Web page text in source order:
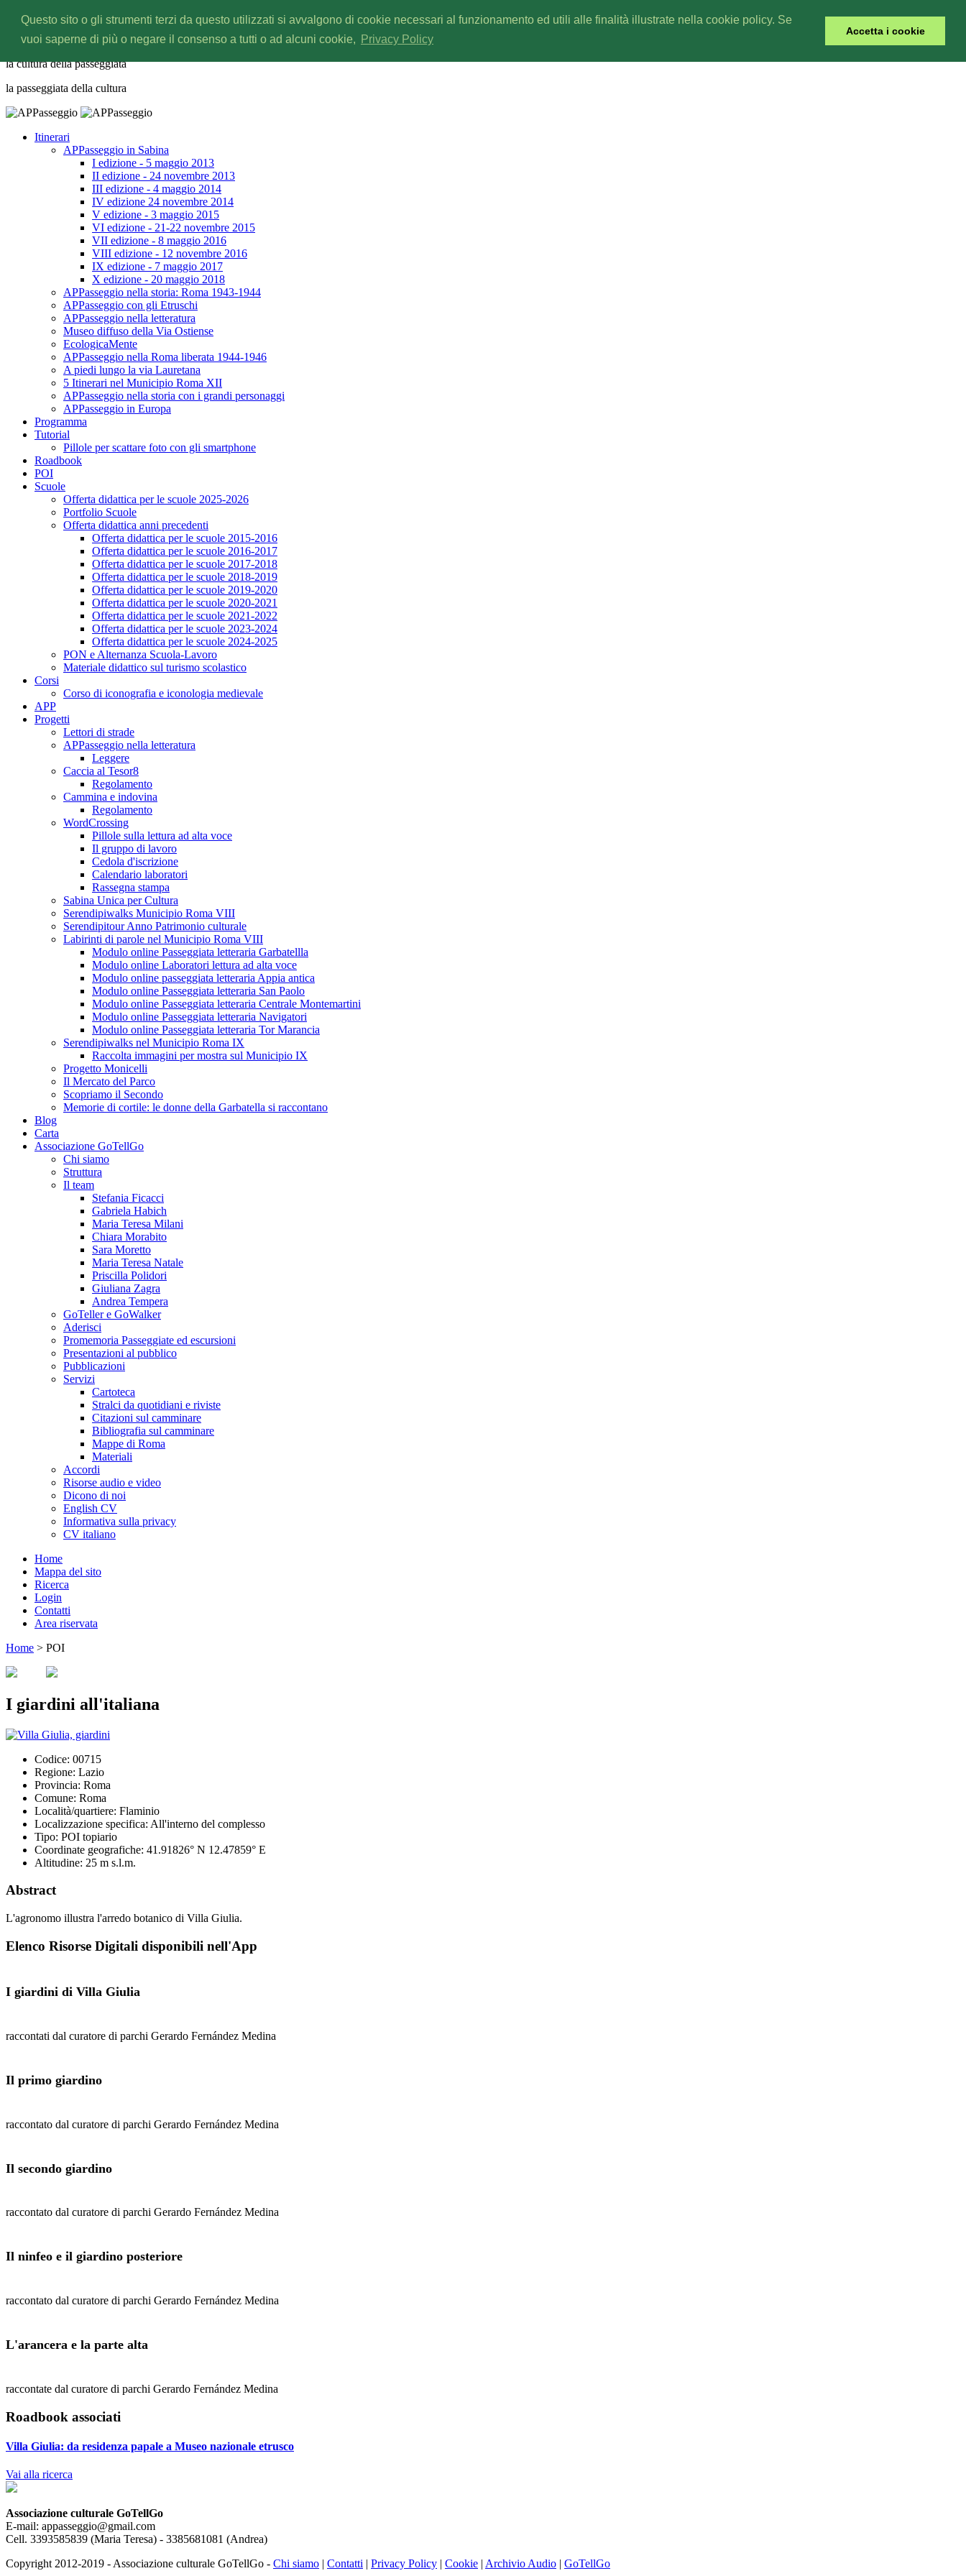
Questo sito o gli strumenti terzi da questo utilizzati si avvalgono di cookie necessari al funzionamento ed utili alle finalità illustrate nella cookie policy. Se
vuoi saperne di più o negare il consenso a tutti o ad alcuni cookie,
Privacy Policy
Accetta i cookie
APPasseggio
la cultura dellapasseggiata
la passeggiata della cultura
Itinerari
APPasseggio in Sabina
I edizione - 5 maggio 2013
II edizione - 24 novembre 2013
III edizione - 4 maggio 2014
IV edizione 24 novembre 2014
V edizione - 3 maggio 2015
VI edizione - 21-22 novembre 2015
VII edizione - 8 maggio 2016
VIII edizione - 12 novembre 2016
IX edizione - 7 maggio 2017
X edizione - 20 maggio 2018
APPasseggio nella storia: Roma 1943-1944
APPasseggio con gli Etruschi
APPasseggio nella letteratura
Museo diffuso della Via Ostiense
EcologicaMente
APPasseggio nella Roma liberata 1944-1946
A piedi lungo la via Lauretana
5 Itinerari nel Municipio Roma XII
APPasseggio nella storia con i grandi personaggi
APPasseggio in Europa
Programma
Tutorial
Pillole per scattare foto con gli smartphone
Roadbook
POI
Scuole
Offerta didattica per le scuole 2025-2026
Portfolio Scuole
Offerta didattica anni precedenti
Offerta didattica per le scuole 2015-2016
Offerta didattica per le scuole 2016-2017
Offerta didattica per le scuole 2017-2018
Offerta didattica per le scuole 2018-2019
Offerta didattica per le scuole 2019-2020
Offerta didattica per le scuole 2020-2021
Offerta didattica per le scuole 2021-2022
Offerta didattica per le scuole 2023-2024
Offerta didattica per le scuole 2024-2025
PON e Alternanza Scuola-Lavoro
Materiale didattico sul turismo scolastico
Corsi
Corso di iconografia e iconologia medievale
APP
Progetti
Lettori di strade
APPasseggio nella letteratura
Leggere
Caccia al Tesor8
Regolamento
Cammina e indovina
Regolamento
WordCrossing
Pillole sulla lettura ad alta voce
Il gruppo di lavoro
Cedola d'iscrizione
Calendario laboratori
Rassegna stampa
Sabina Unica per Cultura
Serendipiwalks Municipio Roma VIII
Serendipitour Anno Patrimonio culturale
Labirinti di parole nel Municipio Roma VIII
Modulo online Passeggiata letteraria Garbatellla
Modulo online Laboratori lettura ad alta voce
Modulo online passeggiata letteraria Appia antica
Modulo online Passeggiata letteraria San Paolo
Modulo online Passeggiata letteraria Centrale Montemartini
Modulo online Passeggiata letteraria Navigatori
Modulo online Passeggiata letteraria Tor Marancia
Serendipiwalks nel Municipio Roma IX
Raccolta immagini per mostra sul Municipio IX
Progetto Monicelli
Il Mercato del Parco
Scopriamo il Secondo
Memorie di cortile: le donne della Garbatella si raccontano
Blog
Carta
Associazione GoTellGo
Chi siamo
Struttura
Il team
Stefania Ficacci
Gabriela Habich
Maria Teresa Milani
Chiara Morabito
Sara Moretto
Maria Teresa Natale
Priscilla Polidori
Giuliana Zagra
Andrea Tempera
GoTeller e GoWalker
Aderisci
Promemoria Passeggiate ed escursioni
Presentazioni al pubblico
Pubblicazioni
Servizi
Cartoteca
Stralci da quotidiani e riviste
Citazioni sul camminare
Bibliografia sul camminare
Mappe di Roma
Materiali
Accordi
Risorse audio e video
Dicono di noi
English CV
Informativa sulla privacy
CV italiano
Home
Mappa del sito
Ricerca
Login
Contatti
Area riservata
Home > POI
I giardini all'italiana
Codice: 00715
Regione: Lazio
Provincia: Roma
Comune: Roma
Località/quartiere: Flaminio
Localizzazione specifica: All'interno del complesso
Tipo: POI topiario
Coordinate geografiche: 41.91826° N 12.47859° E
Altitudine: 25 m s.l.m.
Abstract
L'agronomo illustra l'arredo botanico di Villa Giulia.
Elenco Risorse Digitali disponibili nell'App
I giardini di Villa Giulia
raccontati dal curatore di parchi Gerardo Fernández Medina
Il primo giardino
raccontato dal curatore di parchi Gerardo Fernández Medina
Il secondo giardino
raccontato dal curatore di parchi Gerardo Fernández Medina
Il ninfeo e il giardino posteriore
raccontato dal curatore di parchi Gerardo Fernández Medina
L'arancera e la parte alta
raccontate dal curatore di parchi Gerardo Fernández Medina
Roadbook associati
Villa Giulia: da residenza papale a Museo nazionale etrusco
Vai alla ricerca
Associazione culturale GoTellGo
E-mail: appasseggio@gmail.com
Cell. 3393585839 (Maria Teresa) - 3385681081 (Andrea)
Copyright 2012-2019 - Associazione culturale GoTellGo - Chi siamo Contatti Privacy Policy Cookie Archivio Audio GoTellGo